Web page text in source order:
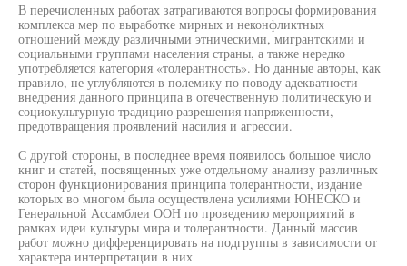
В перечисленных работах затрагиваются вопросы формирования
комплекса мер по выработке мирных и неконфликтных
отношений между различными этническими, мигрантскими и
социальными группами населения страны, а также нередко
употребляется категория «толерантность». Но данные авторы, как
правило, не углубляются в полемику по поводу адекватности
внедрения данного принципа в отечественную политическую и
социокультурную традицию разрешения напряженности,
предотвращения проявлений насилия и агрессии.
С другой стороны, в последнее время появилось большое число
книг и статей, посвященных уже отдельному анализу различных
сторон функционирования принципа толерантности, издание
которых во многом была осуществлена усилиями ЮНЕСКО и
Генеральной Ассамблеи ООН по проведению мероприятий в
рамках идеи культуры мира и толерантности. Данный массив
работ можно дифференцировать на подгруппы в зависимости от
характера интерпретации в них